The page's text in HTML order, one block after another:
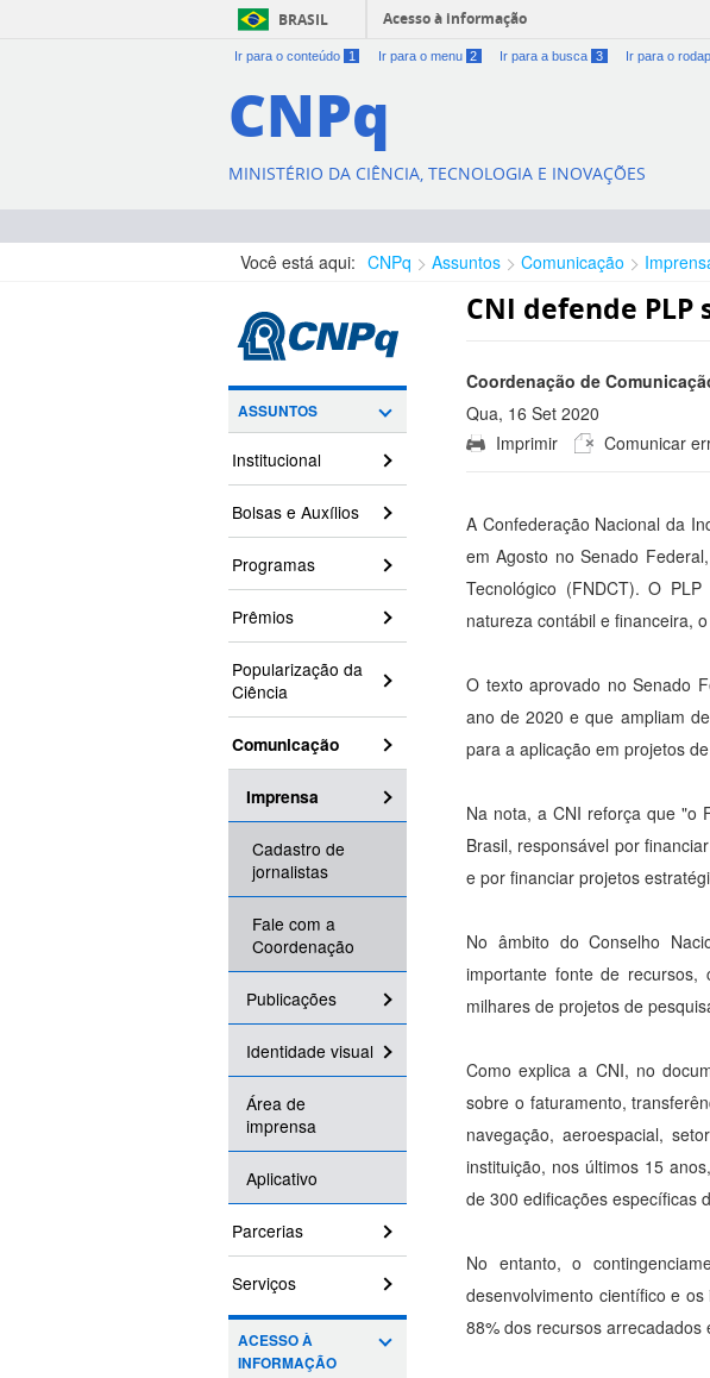
BRASIL Acesso à informação
Ir para o conteúdo 1 Ir para o menu 2 Ir para a busca 3 Ir para o
CNPq
MINISTÉRIO DA CIÊNCIA, TECNOLOGIA E INOVAÇÕES
Você está aqui: CNPq Assuntos Comunicação
ASSUNTOS
Institucional
Bolsas e Auxílios
Programas
Prêmios
Popularização da
Ciência
Comunicação
Imprensa
Cadastro de
jornalistas
Fale com a
Coordenação
Publicações
Identidade visual
Área de
imprensa
Aplicativo
Parcerias
Serviços
ACESSO À
INFORMAÇÃO
CNI defende PLP
Coordenação de
Qua, 16 Set 2020
16:38:00 -0300
Imprimir Comunicar
A Confederação Nacional da
em Agosto no Senado
Tecnológico (FNDCT). O
natureza contábil e financeira,
O texto aprovado no Senado
ano de 2020 e que ampliam
para a aplicação em projetos
Na nota, a CNI reforça que "o
Brasil, responsável por
e por financiar projetos
No âmbito do Conselho
importante fonte de recursos,
milhares de projetos de
Como explica a CNI, no
sobre o faturamento,
navegação, aeroespacial,
instituição, nos últimos 15
de 300 edificações específicas
No entanto, o
desenvolvimento científico e
88% dos recursos